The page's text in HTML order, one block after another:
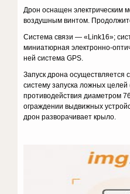
Дрон оснащен электрическим
воздушным винтом.
Система связи — «Link16»;
миниатюрная электронно-
ней система GPS.
Запуск дрона осуществляется
систему запуска ложных целей
противодействия диаметром
ограждении выдвижных
дрон разворачивает крыло.